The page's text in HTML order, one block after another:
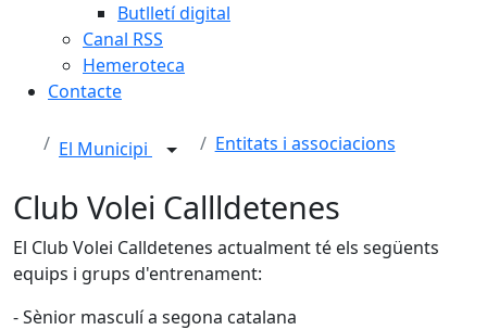
Butlletí digital
Canal RSS
Hemeroteca
Contacte
El Municipi Entitats i associacions
Club Volei Callldetenes
El Club Volei Calldetenes actualment té els següents
equips i grups d'entrenament:
- Sènior masculí a segona catalana